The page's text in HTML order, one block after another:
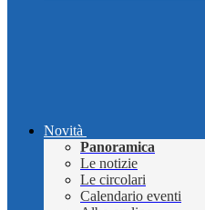
Novità
Panoramica
Le notizie
Le circolari
Calendario eventi